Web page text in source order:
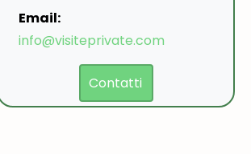
Email:
info@visiteprivate.com
Contatti